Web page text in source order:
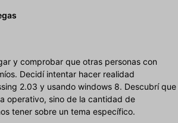
y comprobar que otras personas con
Decidí intentar hacer realidad
2.03 y usando windows 8. Descubrí que
operativo, sino de la cantidad de
tener sobre un tema específico.